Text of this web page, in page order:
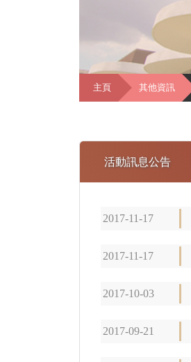
主頁 其他資訊
活動訊息公告
2017-11-17
2017-11-17
2017-10-03
2017-09-21